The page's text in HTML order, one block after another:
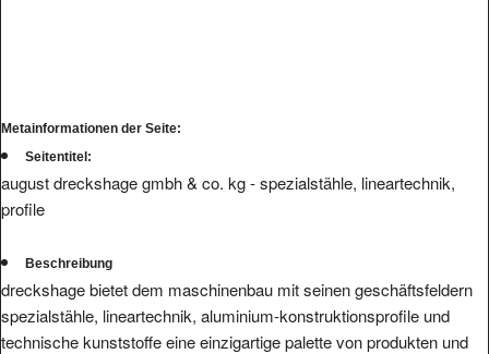
Metainformationen der Seite:
Seitentitel:
august dreckshage gmbh & co. kg - spezialstähle, lineartechnik,
profile
Beschreibung
dreckshage bietet dem maschinenbau mit seinen geschäftsfeldern
spezialstähle, lineartechnik, aluminium-konstruktionsprofile und
technische kunststoffe eine einzigartige palette von produkten und